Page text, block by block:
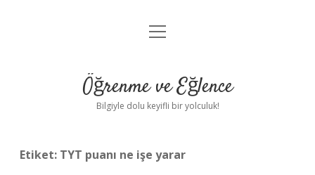
Anasayfa
Yasal Uyarı
menüyü
Öğrenme ve Eğlence
Bilgiyle dolu keyifli bir yolculuk!
Etiket: TYT puanı ne işe yarar